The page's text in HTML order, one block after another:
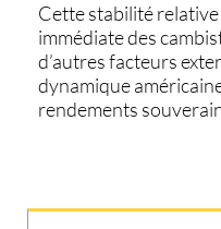
Cette stabilité
immédiate des
d’autres facteurs
dynamique
rendements